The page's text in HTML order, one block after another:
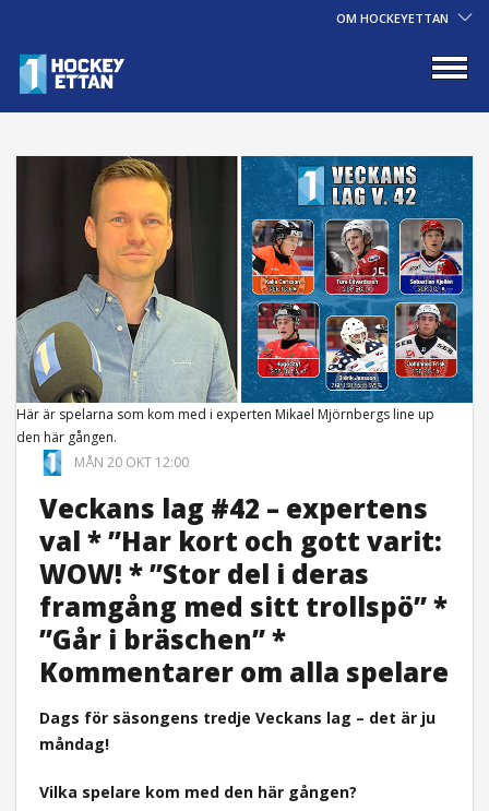
OM HOCKEYETTAN
Här är spelarna som kom med i experten Mikael Mjörnbergs line up
den här gången.
MÅN 20 OKT 12:00
Veckans lag #42 – expertens
val * ”Har kort och gott varit:
WOW! * ”Stor del i deras
framgång med sitt trollspö” *
”Går i bräschen” *
Kommentarer om alla spelare
Dags för säsongens tredje Veckans lag – det är ju
måndag!
Vilka spelare kom med den här gången?